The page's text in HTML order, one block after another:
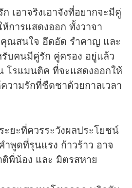
เอาจริงเอาจังที่อยากจะมีคู่
การแสดงออก ทั้งวาจา
ณสนใจ อึดอัด รำคาญ และ
บคนมีคู่รัก คู่ครอง อยู่แล้ว
โรแมนติค ที่จะแสดงออกให้
วามรักที่ชืดชาด้วยกาลเวลา
ะยะที่ควรระวังผลประโยชน์
พูดที่รุนแรง ก้าวร้าว อาจ
พี่น้อง และ มิตรสหาย